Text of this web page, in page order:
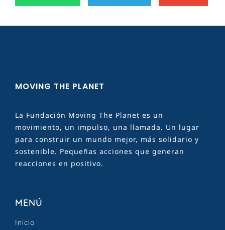
MOVING THE PLANET
La Fundación Moving The Planet es un
movimiento, un impulso, una llamada. Un lugar
para construir un mundo mejor, más solidario y
sostenible. Pequeñas acciones que generan
reacciones en positivo.
MENÚ
Inicio